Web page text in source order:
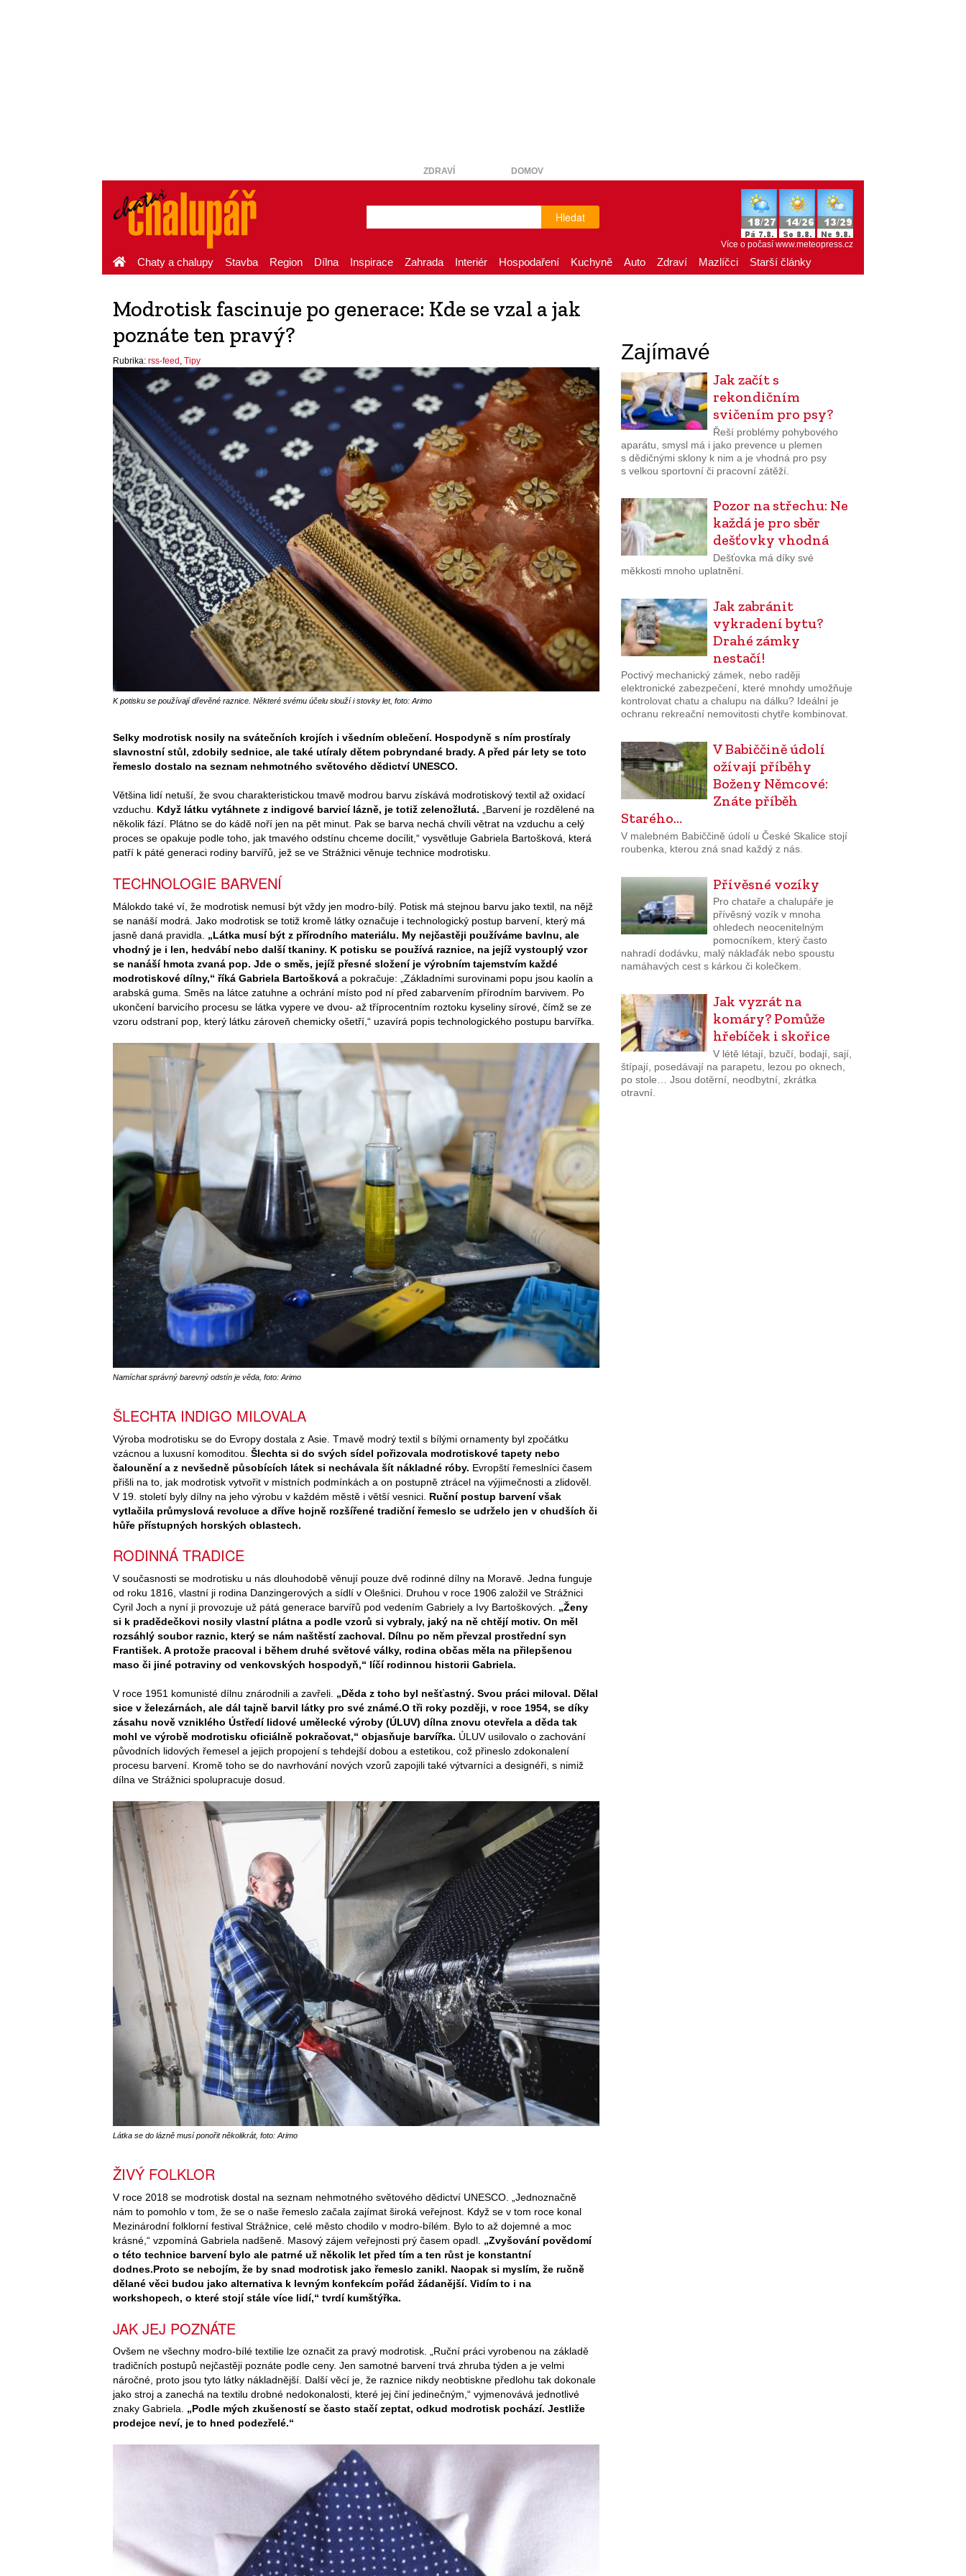
ZDRAVÍ DOMOV
Hledat
Více o počasí www.meteopress.cz
Chaty a chalupy Stavba Region Dílna Inspirace Zahrada Interiér Hospodaření Kuchyně Auto Zdraví Mazlíčci Starší články
Modrotisk fascinuje po generace: Kde se vzal a jak
poznáte ten pravý?
Rubrika: rss-feed Tipy
K potisku se používají dřevěné raznice. Některé svému účelu slouží i stovky let, foto: Arimo
Selky modrotisk nosily na svátečních krojích i všedním oblečení. Hospodyně s ním prostíraly
slavnostní stůl, zdobily sednice, ale také utíraly dětem pobryndané brady. A před pár lety se toto
řemeslo dostalo na seznam nehmotného světového dědictví UNESCO.
Většina lidí netuší, že svou charakteristickou tmavě modrou barvu získává modrotiskový textil až oxidací
vzduchu. Když látku vytáhnete z indigové barvicí lázně, je totiž zelenožlutá. „Barvení je rozdělené na
několik fází. Plátno se do kádě noří jen na pět minut. Pak se barva nechá chvíli větrat na vzduchu a celý
proces se opakuje podle toho, jak tmavého odstínu chceme docílit,“ vysvětluje Gabriela Bartošková, která
patří k páté generaci rodiny barvířů, jež se ve Strážnici věnuje technice modrotisku.
TECHNOLOGIE BARVENÍ
Málokdo také ví, že modrotisk nemusí být vždy jen modro-bílý. Potisk má stejnou barvu jako textil, na nějž
se nanáší modrá. Jako modrotisk se totiž kromě látky označuje i technologický postup barvení, který má
jasně daná pravidla. „Látka musí být z přírodního materiálu. My nejčastěji používáme bavlnu, ale
vhodný je i len, hedvábí nebo další tkaniny. K potisku se používá raznice, na jejíž vystouplý vzor
se nanáší hmota zvaná pop. Jde o směs, jejíž přesné složení je výrobním tajemstvím každé
modrotiskové dílny,“ říká Gabriela Bartošková a pokračuje: „Základními surovinami popu jsou kaolín a
arabská guma. Směs na látce zatuhne a ochrání místo pod ní před zabarvením přírodním barvivem. Po
ukončení barvicího procesu se látka vypere ve dvou- až tříprocentním roztoku kyseliny sírové, čímž se ze
vzoru odstraní pop, který látku zároveň chemicky ošetří,“ uzavírá popis technologického postupu barvířka.
Namíchat správný barevný odstín je věda, foto: Arimo
ŠLECHTA INDIGO MILOVALA
Výroba modrotisku se do Evropy dostala z Asie. Tmavě modrý textil s bílými ornamenty byl zpočátku
vzácnou a luxusní komoditou. Šlechta si do svých sídel pořizovala modrotiskové tapety nebo
čalounění a z nevšedně působících látek si nechávala šít nákladné róby. Evropští řemeslníci časem
přišli na to, jak modrotisk vytvořit v místních podmínkách a on postupně ztrácel na výjimečnosti a zlidověl.
V 19. století byly dílny na jeho výrobu v každém městě i větší vesnici. Ruční postup barvení však
vytlačila průmyslová revoluce a dříve hojně rozšířené tradiční řemeslo se udrželo jen v chudších či
hůře přístupných horských oblastech.
RODINNÁ TRADICE
V současnosti se modrotisku u nás dlouhodobě věnují pouze dvě rodinné dílny na Moravě. Jedna funguje
od roku 1816, vlastní ji rodina Danzingerových a sídlí v Olešnici. Druhou v roce 1906 založil ve Strážnici
Cyril Joch a nyní ji provozuje už pátá generace barvířů pod vedením Gabriely a Ivy Bartoškových. „Ženy
si k pradědečkovi nosily vlastní plátna a podle vzorů si vybraly, jaký na ně chtějí motiv. On měl
rozsáhlý soubor raznic, který se nám naštěstí zachoval. Dílnu po něm převzal prostřední syn
František. A protože pracoval i během druhé světové války, rodina občas měla na přilepšenou
maso či jiné potraviny od venkovských hospodyň,“ líčí rodinnou historii Gabriela.
V roce 1951 komunisté dílnu znárodnili a zavřeli. „Děda z toho byl nešťastný. Svou práci miloval. Dělal
sice v železárnách, ale dál tajně barvil látky pro své známé.O tři roky později, v roce 1954, se díky
zásahu nově vzniklého Ústředí lidové umělecké výroby (ÚLUV) dílna znovu otevřela a děda tak
mohl ve výrobě modrotisku oficiálně pokračovat,“ objasňuje barvířka. ÚLUV usilovalo o zachování
původních lidových řemesel a jejich propojení s tehdejší dobou a estetikou, což přineslo zdokonalení
procesu barvení. Kromě toho se do navrhování nových vzorů zapojili také výtvarníci a designéři, s nimiž
dílna ve Strážnici spolupracuje dosud.
Látka se do lázně musí ponořit několikrát, foto: Arimo
ŽIVÝ FOLKLOR
V roce 2018 se modrotisk dostal na seznam nehmotného světového dědictví UNESCO. „Jednoznačně
nám to pomohlo v tom, že se o naše řemeslo začala zajímat široká veřejnost. Když se v tom roce konal
Mezinárodní folklorní festival Strážnice, celé město chodilo v modro-bílém. Bylo to až dojemné a moc
krásné,“ vzpomíná Gabriela nadšeně. Masový zájem veřejnosti prý časem opadl. „Zvyšování povědomí
o této technice barvení bylo ale patrné už několik let před tím a ten růst je konstantní
dodnes.Proto se nebojím, že by snad modrotisk jako řemeslo zanikl. Naopak si myslím, že ručně
dělané věci budou jako alternativa k levným konfekcím pořád žádanější. Vidím to i na
workshopech, o které stojí stále více lidí,“ tvrdí kumštýřka.
JAK JEJ POZNÁTE
Ovšem ne všechny modro-bílé textilie lze označit za pravý modrotisk. „Ruční práci vyrobenou na základě
tradičních postupů nejčastěji poznáte podle ceny. Jen samotné barvení trvá zhruba týden a je velmi
náročné, proto jsou tyto látky nákladnější. Další věcí je, že raznice nikdy neobtiskne předlohu tak dokonale
jako stroj a zanechá na textilu drobné nedokonalosti, které jej činí jedinečným,“ vyjmenovává jednotlivé
znaky Gabriela. „Podle mých zkušeností se často stačí zeptat, odkud modrotisk pochází. Jestliže
prodejce neví, je to hned podezřelé.“
Zajímavé
Jak začít s
rekondičním
svičením pro psy?
Řeší problémy pohybového
aparátu, smysl má i jako prevence u plemen
s dědičnými sklony k nim a je vhodná pro psy
s velkou sportovní či pracovní zátěží.
Pozor na střechu: Ne
každá je pro sběr
dešťovky vhodná
Dešťovka má díky své
měkkosti mnoho uplatnění.
Jak zabránit
vykradení bytu?
Drahé zámky
nestačí!
Poctivý mechanický zámek, nebo raději
elektronické zabezpečení, které mnohdy umožňuje
kontrolovat chatu a chalupu na dálku? Ideální je
ochranu rekreační nemovitosti chytře kombinovat.
V Babiččině údolí
ožívají příběhy
Boženy Němcové:
Znáte příběh
Starého…
V malebném Babiččině údolí u České Skalice stojí
roubenka, kterou zná snad každý z nás.
Přívěsné vozíky
Pro chataře a chalupáře je
přívěsný vozík v mnoha
ohledech neocenitelným
pomocníkem, který často
nahradí dodávku, malý náklaďák nebo spoustu
namáhavých cest s kárkou či kolečkem.
Jak vyzrát na
komáry? Pomůže
hřebíček i skořice
V létě létají, bzučí, bodají, sají,
štípají, posedávají na parapetu, lezou po oknech,
po stole… Jsou dotěrní, neodbytní, zkrátka
otravní.